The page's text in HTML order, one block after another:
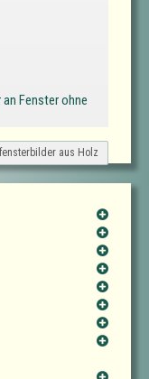
Fenster ohne
aus Holz